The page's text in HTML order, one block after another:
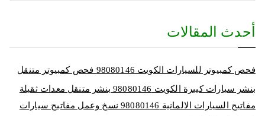
أحدث المقالات
فحص كمبيوتر للسيارات الكويت 98080146‬ فحص كمبيوتر متنقل
بنشر سيارات كبيرة الكويت 98080146‬ بنشر متنقل معدات ثقيلة
مفاتيح السيارات الالمانية 98080146‬ نسخ وعمل مفاتيح سيارات